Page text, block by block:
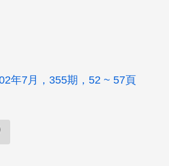
年7月，355期，52 ~ 57頁